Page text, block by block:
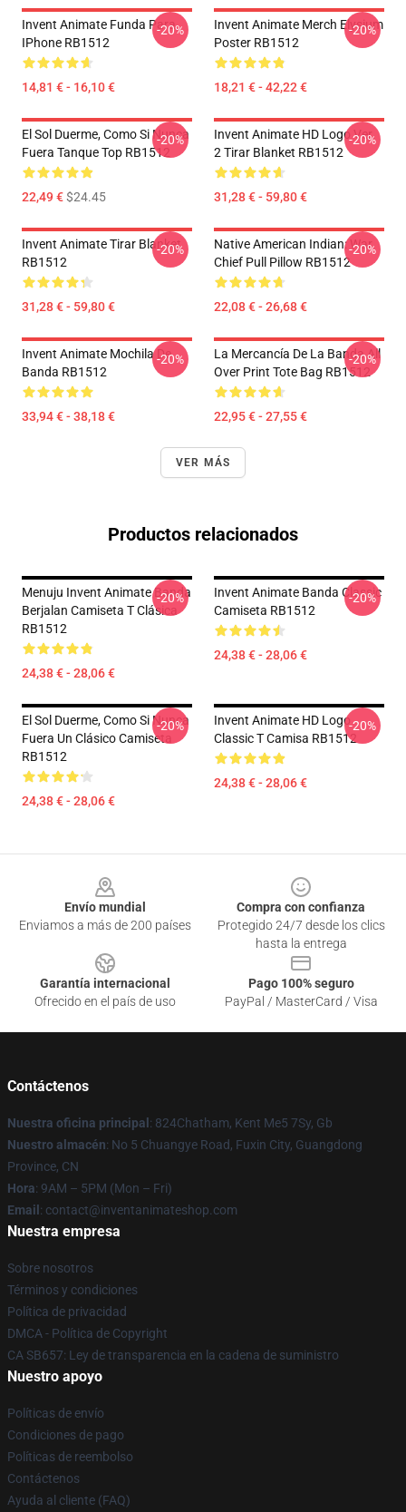
Invent Animate Funda Para
IPhone RB1512
14,81 € - 16,10 €
-20%
Invent Animate Merch Elysium
Poster RB1512
18,21 € - 42,22 €
-20%
El Sol Duerme, Como Si Nunca
Fuera Tanque Top RB1512
22,49 €$24.45
-20%
Invent Animate HD Logo Ver.
2 Tirar Blanket RB1512
31,28 € - 59,80 €
-20%
Invent Animate Tirar Blanket
RB1512
31,28 € - 59,80 €
-20%
Native American Indian: War
Chief Pull Pillow RB1512
22,08 € - 26,68 €
-20%
Invent Animate Mochila De
Banda RB1512
33,94 € - 38,18 €
-20%
La Mercancía De La Banda All
Over Print Tote Bag RB1512
22,95 € - 27,55 €
-20%
VER MÁS
Productos relacionados
Menuju Invent Animate Banda
Berjalan Camiseta T Clásica
RB1512
24,38 € - 28,06 €
-20%
Invent Animate Banda Classic
Camiseta RB1512
24,38 € - 28,06 €
-20%
El Sol Duerme, Como Si Nunca
Fuera Un Clásico Camiseta
RB1512
24,38 € - 28,06 €
-20%
Invent Animate HD Logo
Classic T Camisa RB1512
24,38 € - 28,06 €
-20%
Envío mundial
Enviamos a más de 200 países
Compra con confianza
Protegido 24/7 desde los clics
hasta la entrega
Garantía internacional
Ofrecido en el país de uso
Pago 100% seguro
PayPal / MasterCard / Visa
Contáctenos
Nuestra oficina principal : 824Chatham, Kent Me5 7Sy, Gb
Nuestro almacén: No 5 Chuangye Road, Fuxin City, Guangdong
Province, CN
Hora: 9AM – 5PM (Mon – Fri)
Email : contact@inventanimateshop.com
Nuestra empresa
Sobre nosotros
Términos y condiciones
Política de privacidad
DMCA - Política de Copyright
CA SB657: Ley de transparencia en la cadena de suministro
Nuestro apoyo
Políticas de envío
Condiciones de pago
Políticas de reembolso
Contáctenos
Ayuda al cliente (FAQ)